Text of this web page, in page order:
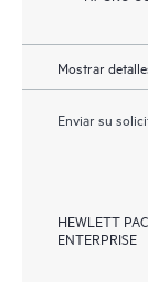
Mostrar
Enviar su
HEWLETT
ENTERPRISE